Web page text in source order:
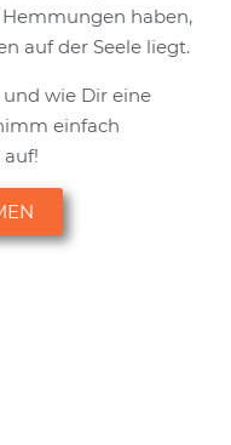
haben,
auf der Seele liegt.
wie Dir eine
einfach